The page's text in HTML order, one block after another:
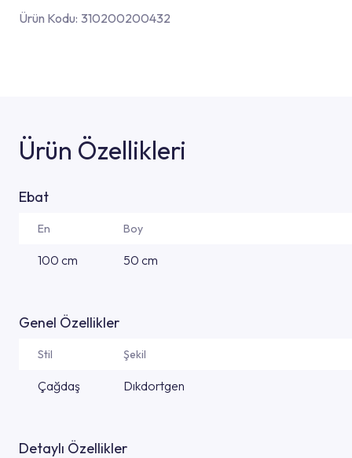
Ürün Kodu: 310200200432
Ürün Özellikleri
Ebat
En Boy
100 cm 50 cm
Genel Özellikler
Stil Şekil
Çağdaş Dıkdortgen
Detaylı Özellikler